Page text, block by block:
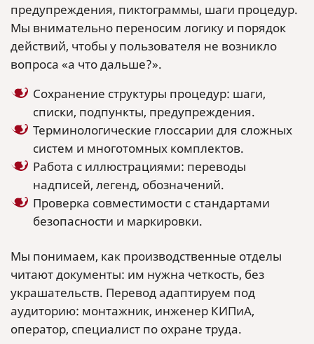
предупреждения, пиктограммы, шаги процедур.
Мы внимательно переносим логику и порядок
действий, чтобы у пользователя не возникло
вопроса «а что дальше?».
Сохранение структуры процедур: шаги,
списки, подпункты, предупреждения.
Терминологические глоссарии для сложных
систем и многотомных комплектов.
Работа с иллюстрациями: переводы
надписей, легенд, обозначений.
Проверка совместимости с стандартами
безопасности и маркировки.
Мы понимаем, как производственные отделы
читают документы: им нужна четкость, без
украшательств. Перевод адаптируем под
аудиторию: монтажник, инженер КИПиА,
оператор, специалист по охране труда.